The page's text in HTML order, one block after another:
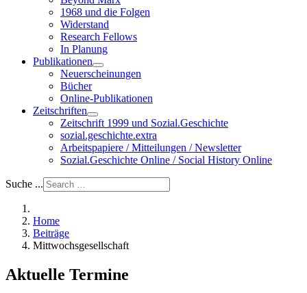
1968 und die Folgen
Widerstand
Research Fellows
In Planung
Publikationen
Neuerscheinungen
Bücher
Online-Publikationen
Zeitschriften
Zeitschrift 1999 und Sozial.Geschichte
sozial.geschichte.extra
Arbeitspapiere / Mitteilungen / Newsletter
Sozial.Geschichte Online / Social History Online
Suche ...
Home
Beiträge
Mittwochsgesellschaft
Aktuelle Termine